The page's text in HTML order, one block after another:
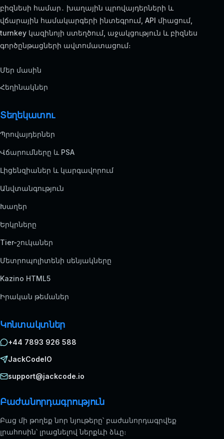
բիզնեսի համար․ խաղային պրովայդերների և
վճարային համակարգերի ինտեգրում, API միացում,
turnkey կազինոյի ստեղծում, աջակցություն և բիզնես
գործընթացների ավտոմատացում։
Մեր մասին
Հեղինակներ
Տեղեկատու
Պրովայդերներ
Վճարումները և PSA
Լիցենզիաներ և կարգավորում
Անվտանգություն
Խաղեր
Երկրները
Tier-շուկաներ
Մետրոպոլիտենի սենյակները
Kazino HTML5
Իրական թեմաներ
Կոնտակտներ
+44 7893 926 588
JackCodeIO
support@jackcode.io
Բաժանորդագրություն
Բաց մի թողեք նոր նյութերը՝ բաժանորդագրվեք
լրահոսին՝ լրացնելով ներքևի ձևը։